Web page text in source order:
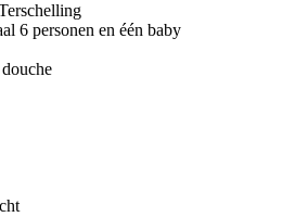
6 personen en één baby